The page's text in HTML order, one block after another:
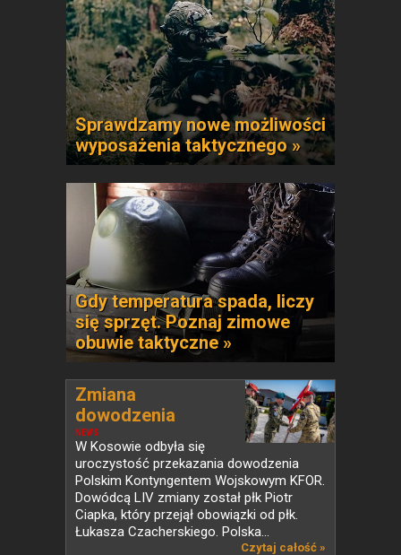
Sprawdzamy nowe możliwości
wyposażenia taktycznego »
Gdy temperatura spada, liczy
się sprzęt. Poznaj zimowe
obuwie taktyczne »
NEWS
Zmiana
dowodzenia
Polskim...
W Kosowie odbyła się
uroczystość przekazania dowodzenia
Polskim Kontyngentem Wojskowym KFOR.
Dowódcą LIV zmiany został płk Piotr
Ciapka, który przejął obowiązki od płk.
Łukasza Czacherskiego. Polska...
Czytaj całość »